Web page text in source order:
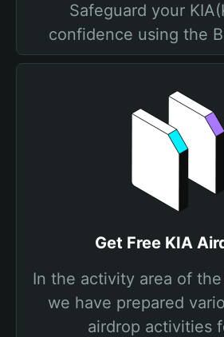
Safeguard your
confidence using the
Get Free KIA
In the activity area of
we have prepared
airdrop activities